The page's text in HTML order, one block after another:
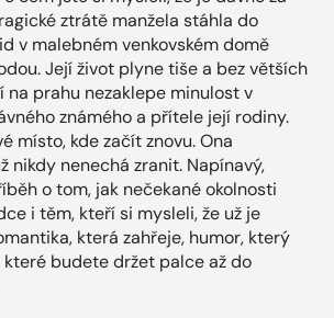
ztrátě manžela stáhla do
v malebném venkovském domě
Její život plyne tiše a bez větších
prahu nezaklepe minulost v
známého a přítele její rodiny.
místo, kde začít znovu. Ona
nikdy nenechá zranit. Napínavý,
o tom, jak nečekané okolnosti
i těm, kteří si mysleli, že už je
která zahřeje, humor, který
které budete držet palce až do